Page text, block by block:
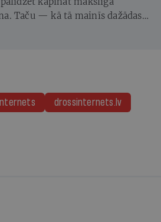
Taču — kā tā mainīs dažādas
drossinternets.lv